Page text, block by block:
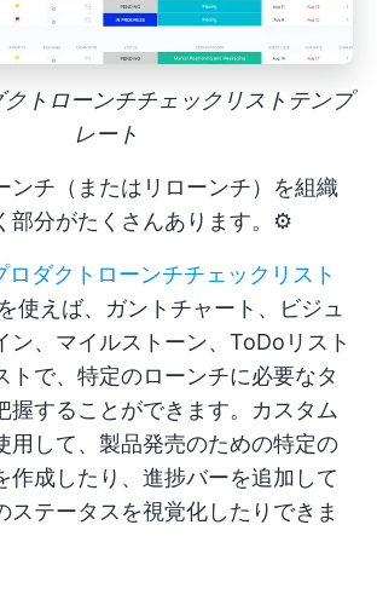
トローンチチェックリストテンプ
レート
ンチ（またはリローンチ）を組織
部分がたくさんあります。⚙️
ロダクトローンチチェックリスト
を使えば、ガントチャート、ビジュ
ン、マイルストーン、ToDoリスト
トで、特定のローンチに必要なタ
握することができます。カスタム
用して、製品発売のための特定の
作成したり、進捗バーを追加して
ステータスを視覚化したりできま